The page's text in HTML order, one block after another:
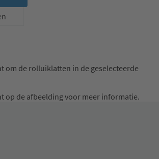
om de rolluiklatten in de geselecteerde
op de afbeelding voor meer informatie.